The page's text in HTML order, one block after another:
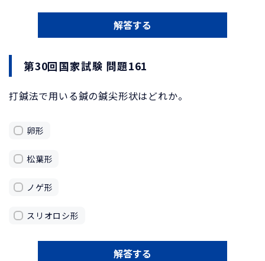
解答する
第30回国家試験 問題161
打鍼法で用いる鍼の鍼尖形状はどれか。
卵形
松葉形
ノゲ形
スリオロシ形
解答する